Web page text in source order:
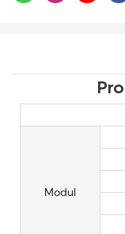
Modul